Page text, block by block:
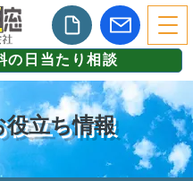
の日当たり相談
役立ち情報